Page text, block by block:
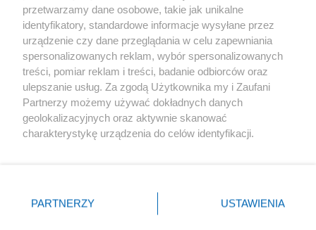
Kultura
X Facebook Instagram Youtube
przetwarzamy dane osobowe, takie jak unikalne
identyfikatory, standardowe informacje wysyłane przez
urządzenie czy dane przeglądania w celu zapewniania
spersonalizowanych reklam, wybór spersonalizowanych
treści, pomiar reklam i treści, badanie odbiorców oraz
ulepszanie usług. Za zgodą Użytkownika my i Zaufani
Partnerzy możemy używać dokładnych danych
geolokalizacyjnych oraz aktywnie skanować
charakterystykę urządzenia do celów identyfikacji.
zmienić/wycofać klikając przycisk ustawień prywatności
znajdujący się w lewym dolnym rogu strony
PARTNERZY USTAWIENIA